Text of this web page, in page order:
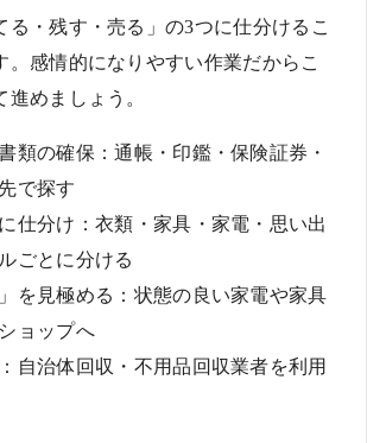
る・残す・売る」の3つに仕分けるこ
。感情的になりやすい作業だからこ
めましょう。
類の確保：通帳・印鑑・保険証券・
で探す
仕分け：衣類・家具・家電・思い出
ごとに分ける
を見極める：状態の良い家電や家具
ョップへ
自治体回収・不用品回収業者を利用